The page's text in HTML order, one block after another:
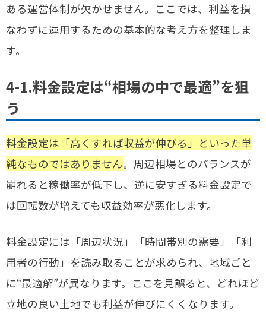
ある運営体制が欠かせません。ここでは、利益を損
なわずに運用するための基本的な考え方を整理しま
す。
4-1.料金設定は“相場の中で最適”を狙
う
料金設定は「高くすれば収益が伸びる」といった単
純なものではありません。周辺相場とのバランスが
崩れると稼働率が低下し、逆に安すぎる料金設定で
は回転数が増えても収益効率が悪化します。
料金設定には「周辺状況」「時間帯別の需要」「利
用者の行動」を読み取ることが求められ、地域ごと
に“最適解”が異なります。ここを見誤ると、どれほど
立地の良い土地でも利益が伸びにくくなります。